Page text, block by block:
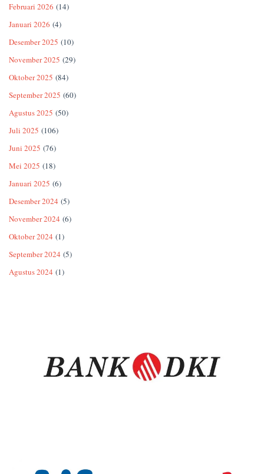
Februari 2026 (14)
Januari 2026 (4)
Desember 2025 (10)
November 2025 (29)
Oktober 2025 (84)
September 2025 (60)
Agustus 2025 (50)
Juli 2025 (106)
Juni 2025 (76)
Mei 2025 (18)
Januari 2025 (6)
Desember 2024 (5)
November 2024 (6)
Oktober 2024 (1)
September 2024 (5)
Agustus 2024 (1)